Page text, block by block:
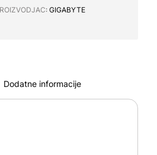
GIGABYTE
Dodatne informacije